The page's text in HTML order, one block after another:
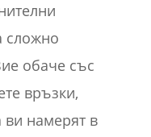
сложно
обаче със
връзки,
ви намерят в